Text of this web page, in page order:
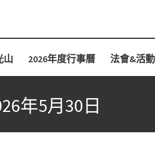
山 2026年度行事曆 法會&活動
年5月30日